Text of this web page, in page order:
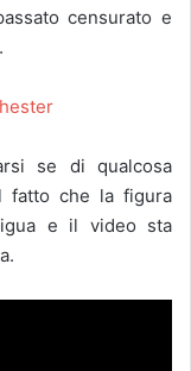
censurato e
se di qualcosa
fatto che la figura
e il video sta